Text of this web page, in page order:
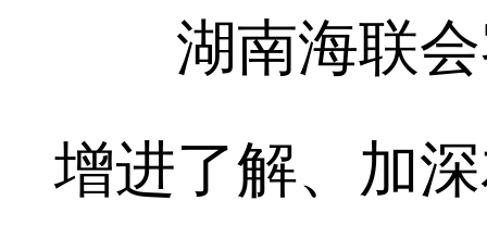
湖南海联会
增进了解、加